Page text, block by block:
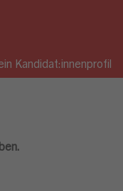
Kandidat:innenprofil